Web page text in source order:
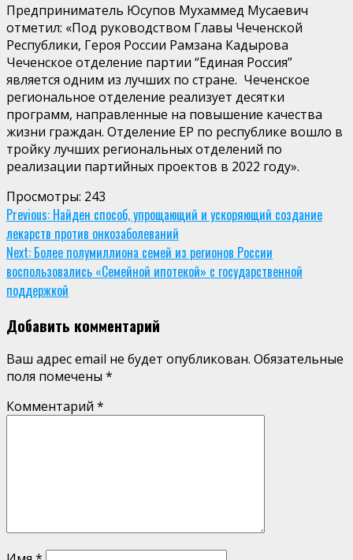
Предприниматель Юсупов Мухаммед Мусаевич
отметил: «Под руководством Главы Чеченской
Республики, Героя России Рамзана Кадырова
Чеченское отделение партии “Единая Россия”
является одним из лучших по стране. Чеченское
региональное отделение реализует десятки
программ, направленные на повышение качества
жизни граждан. Отделение ЕР по республике вошло в
тройку лучших региональных отделений по
реализации партийных проектов в 2022 году».
Просмотры: 243
Continue
Reading
Previous: Найден способ, упрощающий и ускоряющий создание
лекарств против онкозаболеваний
Next: Более полумиллиона семей из регионов России
воспользовались «Семейной ипотекой» с государственной
поддержкой
Добавить комментарий
Ваш адрес email не будет опубликован. Обязательные
поля помечены *
Комментарий *